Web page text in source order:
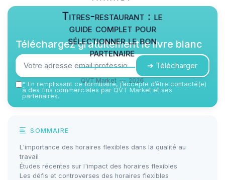
Titres-restaurant : le
guide complet pour
sélectionner le bon
partenaire
QVT Market — 2026
Téléchargez gratuitement le livre blanc
➔ Télécharger
* En remplissant ce formulaire, j’accepte d’être contacté(e)
à des fins commerciales par QVT Market et ses
partenaires.
SOMMAIRE
L'importance des horaires flexibles dans la qualité au
travail
Études récentes sur l'impact des horaires flexibles
Les défis et controverses des horaires flexibles